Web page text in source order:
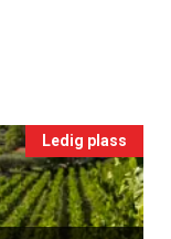
fra
Du
å få
Ledig plass